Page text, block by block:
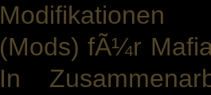
Modifikationen
(Mods) fÃ¼r
In